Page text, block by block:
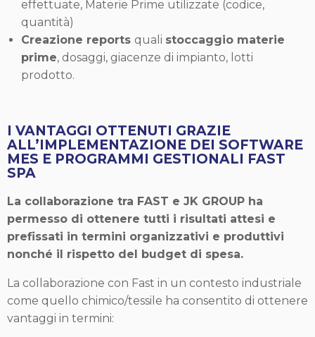
effettuate, Materie Prime utilizzate (codice,
quantità)
Creazione reports quali stoccaggio materie
prime, dosaggi, giacenze di impianto, lotti
prodotto.
I VANTAGGI OTTENUTI GRAZIE
ALL’IMPLEMENTAZIONE DEI SOFTWARE
MES E PROGRAMMI GESTIONALI FAST
SPA
La collaborazione tra FAST e JK GROUP ha
permesso di ottenere tutti i risultati attesi e
prefissati in termini organizzativi e produttivi
nonché il rispetto del budget di spesa.
La collaborazione con Fast in un contesto industriale
come quello chimico/tessile ha consentito di ottenere
vantaggi in termini: